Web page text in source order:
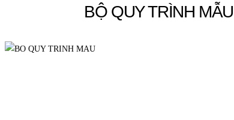
BỘ QUY TRÌNH